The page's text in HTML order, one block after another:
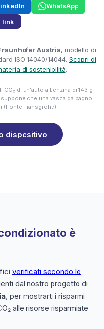
WhatsApp
link
Austria, modello di
ISO 14040/14044. Scopri di
di sostenibilità.
di un'auto a benzina di 143 g
che una vasca da bagno
(Fonte: hansgrohe).
dispositivo
è
verificati secondo le
dal nostro progetto di
, per mostrarti i risparmi
alle risorse risparmiate